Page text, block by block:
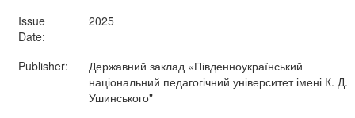
Issue
Date:
2025
Publisher:
Державний заклад «Південноукраїнський
національний педагогічний університет імені К. Д.
Ушинського"